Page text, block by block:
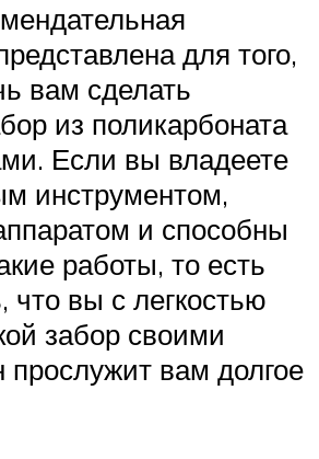
для того,
вам сделать
из поликарбоната
Если вы владеете
инструментом,
и способны
работы, то есть
что вы с легкостью
забор своими
вам долгое